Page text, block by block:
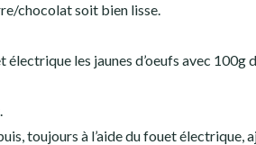
chocolat soit bien lisse.
électrique les jaunes d’oeufs avec 100g
toujours à l’aide du fouet électrique,